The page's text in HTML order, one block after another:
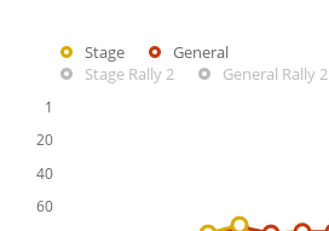
Stage
General
Stage Rally 2
General Rally 2